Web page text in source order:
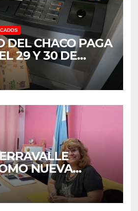
DEL CHACO PAGA
29 Y 30 DE
EL 2% DE
NUEVA
DEL E.E.S. N° 82
DE